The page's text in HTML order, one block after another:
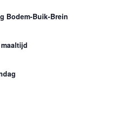
Bodem-Buik-Brein